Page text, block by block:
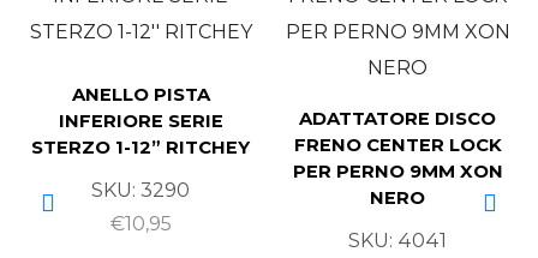
ANELLO PISTA
INFERIORE SERIE
STERZO 1-12” RITCHEY
SKU: 3290
€10,95
ADATTATORE DISCO
FRENO CENTER LOCK
PER PERNO 9MM XON
NERO
SKU: 4041